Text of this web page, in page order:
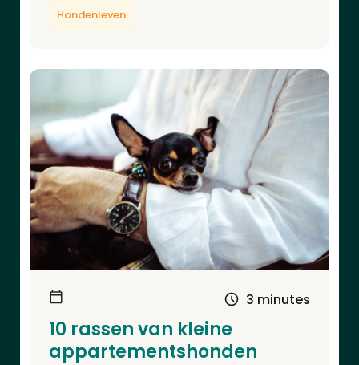
Hondenleven
3 minutes
10 rassen van kleine
appartementshonden